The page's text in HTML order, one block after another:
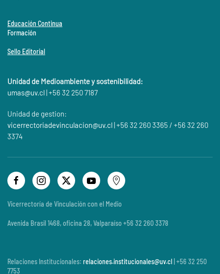
Educación Continua
Formación
Sello Editorial
Unidad de Medioambiente y sostenibilidad:
umas@uv.cl| +56 32 250 7187
Unidad de gestion:
vicerrectoriadevinculacion@uv.cl| +56 32 260 3365 / +56 32 260
3374
Vicerrectoría de Vinculación con el Medio
Avenida Brasil 1468, oficina 28, Valparaíso +56 32 260 3378
Relaciones Institucionales: relaciones.institucionales@uv.cl | +56 32 250
7753